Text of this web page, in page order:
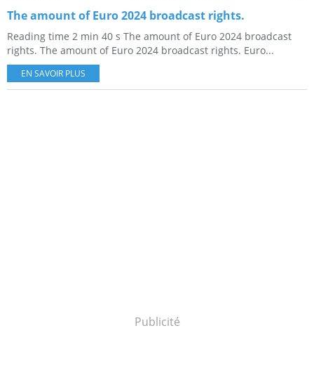
The amount of Euro 2024 broadcast rights.
Reading time 2 min 40 s The amount of Euro 2024 broadcast
rights. The amount of Euro 2024 broadcast rights. Euro...
EN SAVOIR PLUS
Publicité